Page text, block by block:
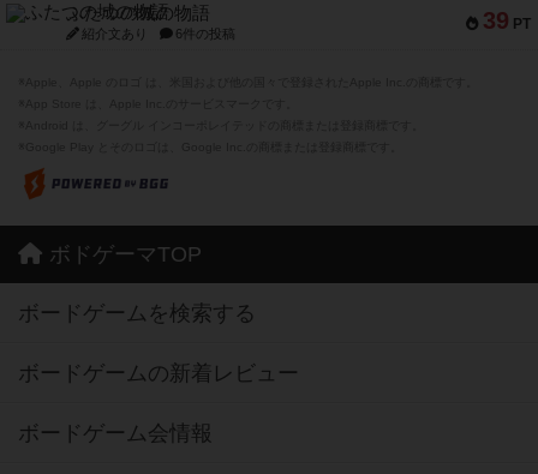
39 PT
ふたつの城の物語
紹介文あり 6件の投稿
ボドゲーマTOP
ボードゲームを検索する
ボードゲームの新着レビュー
ボードゲーム会情報